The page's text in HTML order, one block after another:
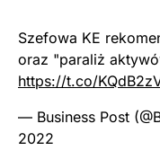
Szefowa KE
oraz "paraliż
https://t.co/
— Business Post
2022